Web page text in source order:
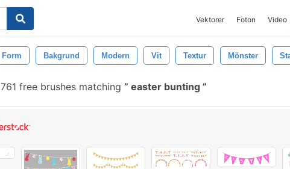
Vektorer Foton Video
Form Bakgrund Modern Vit Textur Mönster
761 free brushes matching easter bunting